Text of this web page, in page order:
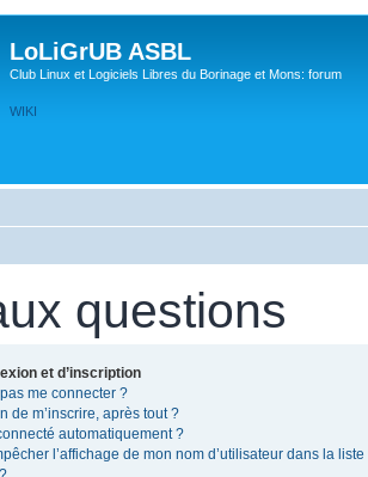
LoLiGrUB ASBL
Club Linux et Logiciels Libres du Borinage et Mons: forum
WIKI
questions
et d’inscription
me connecter ?
de m’inscrire, après tout ?
automatiquement ?
l’affichage de mon nom d’utilisateur dans la liste